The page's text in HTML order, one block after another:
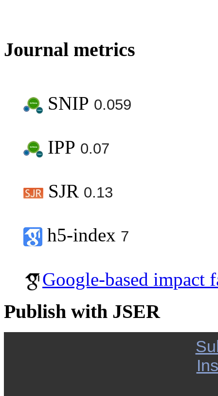
Journal metrics
SNIP 0.059
IPP 0.07
SJR 0.13
h5-index 7
Google-based impact
Publish with JSER